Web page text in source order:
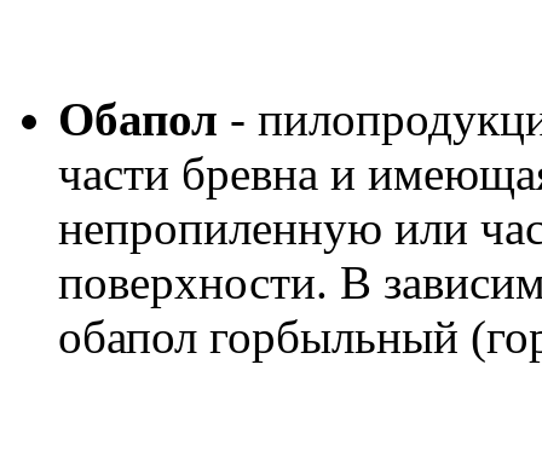
Обапол -
части бревна и
непропиленную или
поверхности. В
обапол горбыльный